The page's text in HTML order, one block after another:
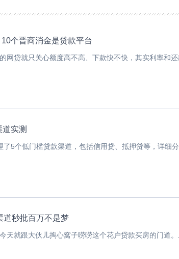
个晋商消金是贷款平台
网贷就只关心额度高不高、下款快不快，其实利率和还
实测
5个低门槛贷款渠道，包括信用贷、抵押贷等，详细分
道秒批百万不是梦
天就跟大伙儿掏心窝子唠唠这个花户贷款买房的门道。